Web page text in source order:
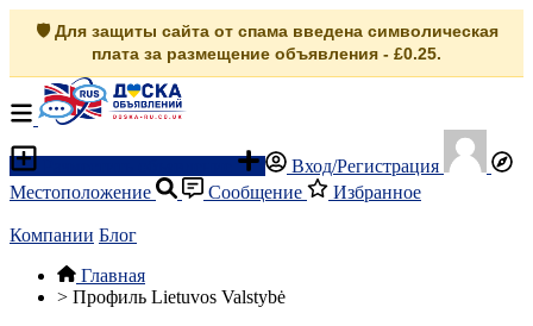
🛡️ Для защиты сайта от спама введена символическая
плата за размещение объявления - £0.25.
Вход/Регистрация
Местоположение
Сообщение Избранное
Компании Блог
Главная
> Профиль Lietuvos Valstybė